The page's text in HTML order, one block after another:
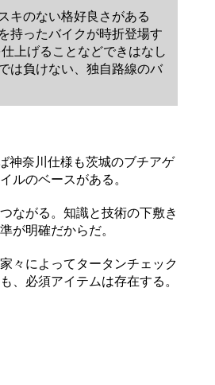
キのない格好良さがある
持ったバイクが時折登場す
上げることなどできはなし
は負けない、独自路線のバ
神奈川仕様も茨城のブチアゲ
ルのベースがある。
ながる。知識と技術の下敷き
が明確だからだ。
々によってタータンチェック
、必須アイテムは存在する。